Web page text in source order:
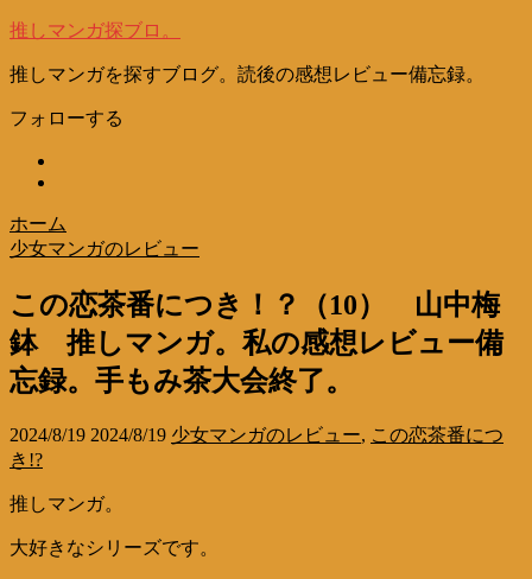
推しマンガ探ブロ。
推しマンガを探すブログ。読後の感想レビュー備忘録。
フォローする
ホーム
少女マンガのレビュー
この恋茶番につき！？（10） 山中梅
鉢 推しマンガ。私の感想レビュー備
忘録。手もみ茶大会終了。
2024/8/19 2024/8/19 少女マンガのレビュー, この恋茶番につ
き!?
推しマンガ。
大好きなシリーズです。